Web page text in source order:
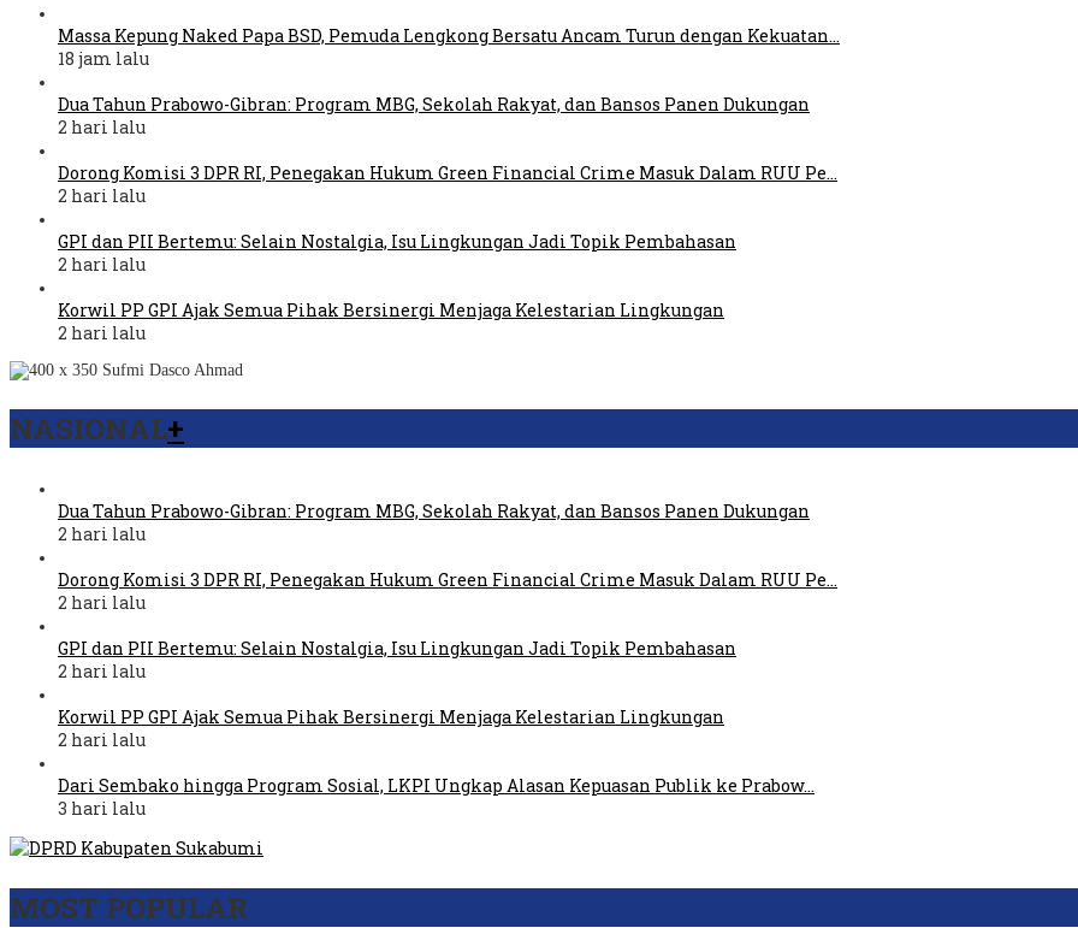
Massa Kepung Naked Papa BSD, Pemuda Lengkong Bersatu Ancam Turun dengan Kekuatan…
18 jam lalu
Dua Tahun Prabowo-Gibran: Program MBG, Sekolah Rakyat, dan Bansos Panen Dukungan
2 hari lalu
Dorong Komisi 3 DPR RI, Penegakan Hukum Green Financial Crime Masuk Dalam RUU Pe…
2 hari lalu
GPI dan PII Bertemu: Selain Nostalgia, Isu Lingkungan Jadi Topik Pembahasan
2 hari lalu
Korwil PP GPI Ajak Semua Pihak Bersinergi Menjaga Kelestarian Lingkungan
2 hari lalu
NASIONAL+
Dua Tahun Prabowo-Gibran: Program MBG, Sekolah Rakyat, dan Bansos Panen Dukungan
2 hari lalu
Dorong Komisi 3 DPR RI, Penegakan Hukum Green Financial Crime Masuk Dalam RUU Pe…
2 hari lalu
GPI dan PII Bertemu: Selain Nostalgia, Isu Lingkungan Jadi Topik Pembahasan
2 hari lalu
Korwil PP GPI Ajak Semua Pihak Bersinergi Menjaga Kelestarian Lingkungan
2 hari lalu
Dari Sembako hingga Program Sosial, LKPI Ungkap Alasan Kepuasan Publik ke Prabow…
3 hari lalu
MOST POPULAR